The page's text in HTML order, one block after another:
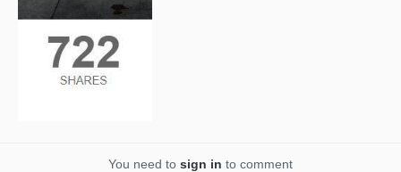
You need to sign in to comment